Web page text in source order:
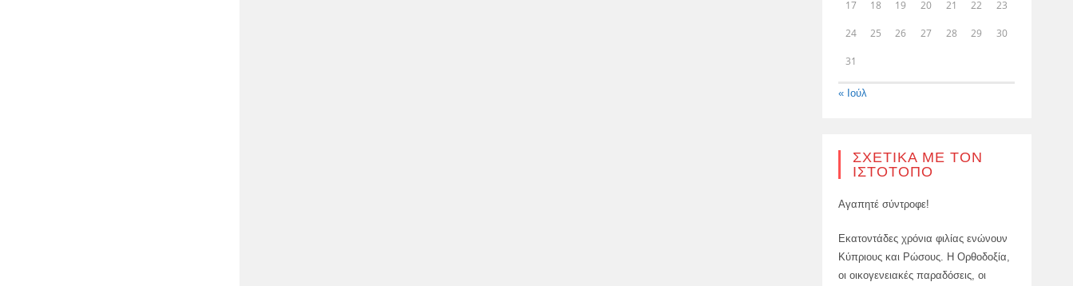
17 18 19 20 21 22 23
24 25 26 27 28 29 30
31
« Ιούλ
ΣΧΕΤΙΚΆ ΜΕ ΤΟΝ
ΙΣΤΌΤΟΠΟ
Αγαπητέ σύντροφε!
Εκατοντάδες χρόνια φιλίας ενώνουν
Κύπριους και Ρώσους. Η Ορθοδοξία,
οι οικογενειακές παραδόσεις, οι